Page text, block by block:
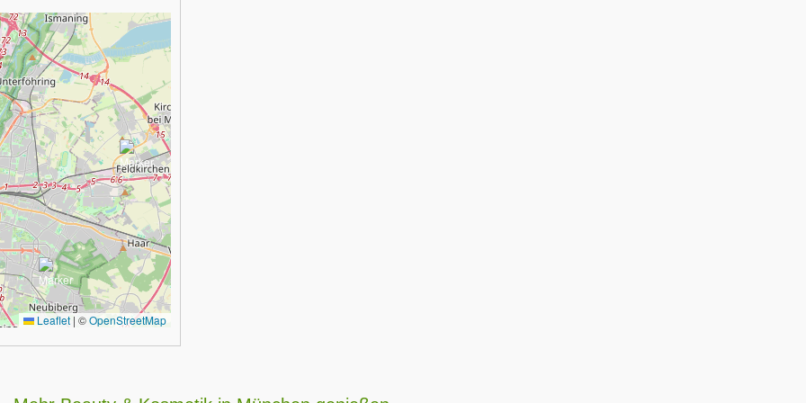
Leaflet | ©OpenStreetMap